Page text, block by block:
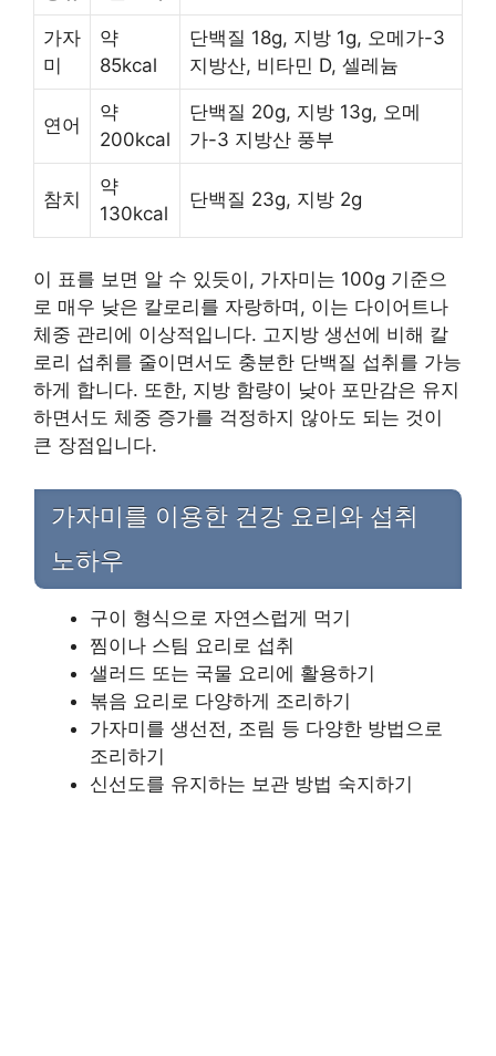
가자
미
약
85kcal
단백질 18g, 지방 1g, 오메가-3
지방산, 비타민 D, 셀레늄
연어
약
200kcal
단백질 20g, 지방 13g, 오메
가-3 지방산 풍부
참치
약
130kcal
단백질 23g, 지방 2g
이 표를 보면 알 수 있듯이, 가자미는 100g 기준으
로 매우 낮은 칼로리를 자랑하며, 이는 다이어트나
체중 관리에 이상적입니다. 고지방 생선에 비해 칼
로리 섭취를 줄이면서도 충분한 단백질 섭취를 가능
하게 합니다. 또한, 지방 함량이 낮아 포만감은 유지
하면서도 체중 증가를 걱정하지 않아도 되는 것이
큰 장점입니다.
가자미를 이용한 건강 요리와 섭취
노하우
구이 형식으로 자연스럽게 먹기
찜이나 스팀 요리로 섭취
샐러드 또는 국물 요리에 활용하기
볶음 요리로 다양하게 조리하기
가자미를 생선전, 조림 등 다양한 방법으로
조리하기
신선도를 유지하는 보관 방법 숙지하기